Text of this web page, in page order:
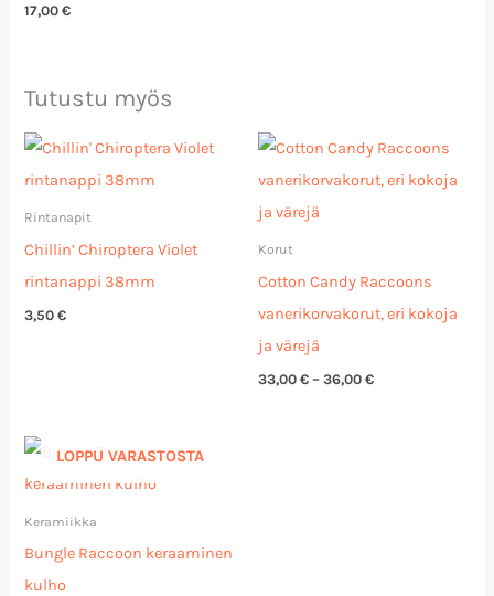
17,00€
Tutustu myös
Rintanapit
Chillin’ Chiroptera Violet
rintanappi 38mm
3,50€
Korut
Cotton Candy Raccoons
vanerikorvakorut, eri kokoja
ja värejä
33,00 € – 36,00 €
Hintaluokka:
33,00 €
-
LOPPU VARASTOSTA
Keramiikka
Bungle Raccoon keraaminen
kulho